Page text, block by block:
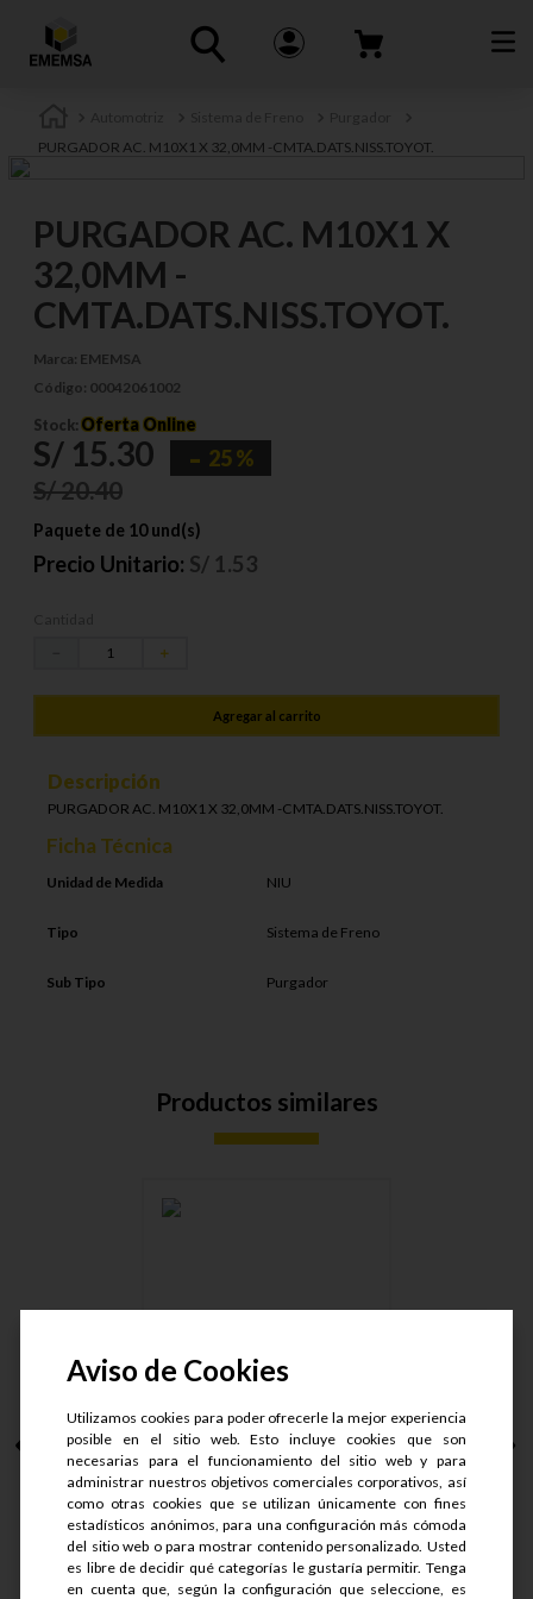
PURGADOR AC. M10X1 X 32,0MM -CMTA.DATS.NISS.TOYOT.
PURGADOR AC. M10X1 X
32,0MM -
CMTA.DATS.NISS.TOYOT.
Marca: EMEMSA
Código: 00042061002
Stock: Oferta Online
S/ 15.30 25 %
S/20.40
Paquete de 10 und(s)
Precio Unitario: S/ 1.53
＋
Agregar al carrito
Descripción
PURGADOR AC. M10X1 X 32,0MM -CMTA.DATS.NISS.TOYOT.
Ficha Técnica
Unidad de Medida NIU
Tipo Sistema de Freno
Sub Tipo Purgador
Productos similares
PURGADOR AC.
S/. 23.6
S/.17.7
Aviso de Cookies
Utilizamos cookies para poder ofrecerle la mejor experiencia
posible en el sitio web. Esto incluye cookies que son
necesarias para el funcionamiento del sitio web y para
administrar nuestros objetivos comerciales corporativos, así
como otras cookies que se utilizan únicamente con fines
estadísticos anónimos, para una configuración más cómoda
del sitio web o para mostrar contenido personalizado. Usted
es libre de decidir qué categorías le gustaría permitir. Tenga
en cuenta que, según la configuración que seleccione, es